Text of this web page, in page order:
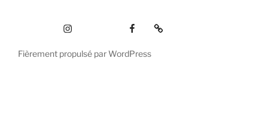
Fièrement propulsé par WordPress